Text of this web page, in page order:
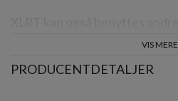
som ikke udsættes for sollys.
Volumen:50 ml.
VIS MERE
PRODUCENTDETALJER